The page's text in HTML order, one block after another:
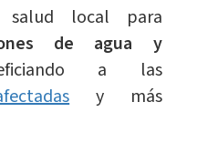
salud local para
de agua y
a las
y más